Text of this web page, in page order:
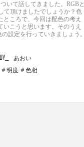
いて話してきました。RGBと
て頂けましたでしょうか？色
ころで、今回は配色の考え
こうと思います。そのうえ
設定を行っていきましょう。
あおい
明度 色相